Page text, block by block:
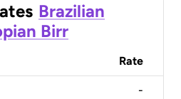
Brazilian
Birr
Rate
-